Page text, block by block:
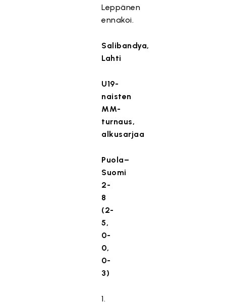
Leppänen
ennakoi.
Salibandya,
Lahti
U19-
naisten
MM-
turnaus,
alkusarjaa
Puola–
Suomi
2-
8
(2-
5,
0-
0,
0-
3)
1.